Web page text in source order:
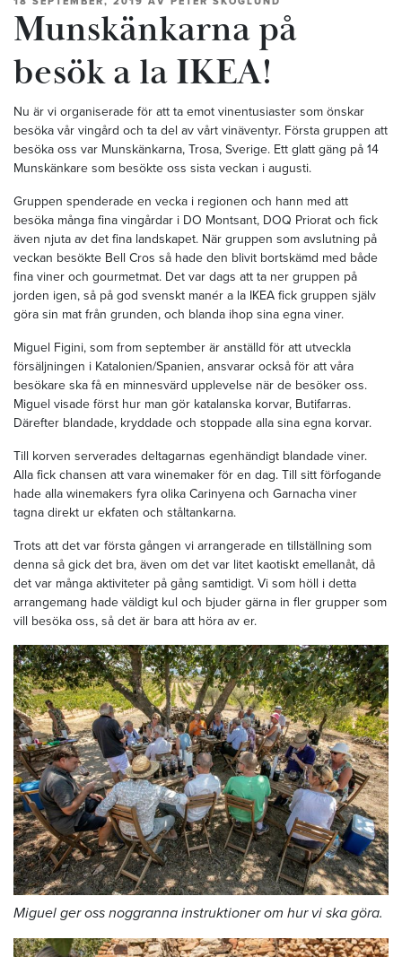
Munskänkarna på
besök a la IKEA!
Nu är vi organiserade för att ta emot vinentusiaster som önskar
besöka vår vingård och ta del av vårt vinäventyr. Första gruppen att
besöka oss var Munskänkarna, Trosa, Sverige. Ett glatt gäng på 14
Munskänkare som besökte oss sista veckan i augusti.
Gruppen spenderade en vecka i regionen och hann med att
besöka många fina vingårdar i DO Montsant, DOQ Priorat och fick
även njuta av det fina landskapet. När gruppen som avslutning på
veckan besökte Bell Cros så hade den blivit bortskämd med både
fina viner och gourmetmat. Det var dags att ta ner gruppen på
jorden igen, så på god svenskt manér a la IKEA fick gruppen själv
göra sin mat från grunden, och blanda ihop sina egna viner.
Miguel Figini, som from september är anställd för att utveckla
försäljningen i Katalonien/Spanien, ansvarar också för att våra
besökare ska få en minnesvärd upplevelse när de besöker oss.
Miguel visade först hur man gör katalanska korvar, Butifarras.
Därefter blandade, kryddade och stoppade alla sina egna korvar.
Till korven serverades deltagarnas egenhändigt blandade viner.
Alla fick chansen att vara winemaker för en dag. Till sitt förfogande
hade alla winemakers fyra olika Carinyena och Garnacha viner
tagna direkt ur ekfaten och ståltankarna.
Trots att det var första gången vi arrangerade en tillställning som
denna så gick det bra, även om det var litet kaotiskt emellanåt, då
det var många aktiviteter på gång samtidigt. Vi som höll i detta
arrangemang hade väldigt kul och bjuder gärna in fler grupper som
vill besöka oss, så det är bara att höra av er.
Miguel ger oss noggranna instruktioner om hur vi ska göra.